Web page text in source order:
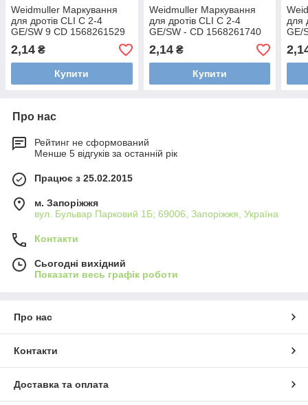
Weidmuller Маркування
для дротів CLI C 2-4
GE/SW 9 CD 1568261529
2,14 ₴
Купити
Weidmuller Маркування
для дротів CLI C 2-4
GE/SW - CD 1568261740
2,14₴
Купити
для
GE/
Про нас
Рейтинг не сформований
Менше 5 відгуків за останній рік
Працює з 25.02.2015
м. Запоріжжя
вул. Бульвар Парковий 1Б; 69006, Запоріжжя, Україна
Контакти
Сьогодні вихідний
Показати весь графік роботи
Про нас
Контакти
Доставка та оплата